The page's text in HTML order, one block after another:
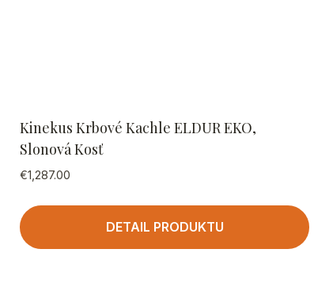
Kinekus Krbové Kachle ELDUR EKO,
Slonová Kosť
€1,287.00
DETAIL PRODUKTU